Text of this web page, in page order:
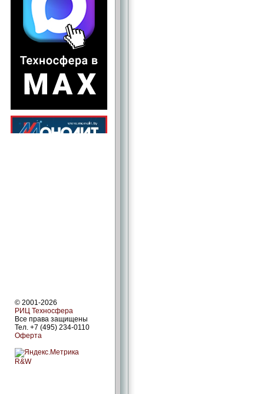
© 2001-2026
РИЦ Техносфера
Все права защищены
Тел. +7 (495) 234-0110
Оферта
R&W